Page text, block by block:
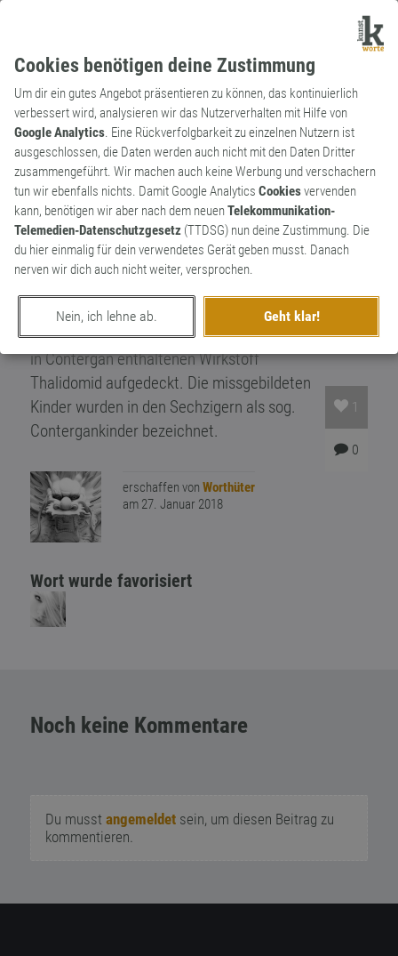
Cookies benötigen deine Zustimmung
Um dir ein gutes Angebot präsentieren zu können, das kontinuierlich
verbessert wird, analysieren wir das Nutzerverhalten mit Hilfe von
Google Analytics. Eine Rückverfolgbarkeit zu einzelnen Nutzern ist
ausgeschlossen, die Daten werden auch nicht mit den Daten Dritter
zusammengeführt. Wir machen auch keine Werbung und verschachern
tun wir ebenfalls nichts. Damit Google Analytics Cookiesvervenden
kann, benötigen wir aber nach dem neuenTelekommunikation-
Telemedien-Datenschutzgesetz (TTDSG) nun deine Zustimmung. Die
du hier einmalig für dein verwendetes Gerät geben musst. Danach
nerven wir dich auch nicht weiter, versprochen.
Nein, ich lehne ab. Geht klar!
Archaismus
Substantiv
Contergankind
Basiert auf dem Contergan-Skandal ab den
späten 1950ern, wo das Beruhigungsmittel
Contergan bei Schwangeren Schädigungen
wurde der Zusammenhang der
Missbildungen bei Neugeborenen mit dem
in Contergan enthaltenen Wirkstoff
Thalidomid aufgedeckt. Die missgebildeten
Kinder wurden in den Sechzigern als sog.
Contergankinder bezeichnet.
1
0
erschaffen von Worthüter
am 27. Januar 2018
Wort wurde favorisiert
Noch keine Kommentare
Du musst angemeldetsein, um diesen Beitrag zu
kommentieren.